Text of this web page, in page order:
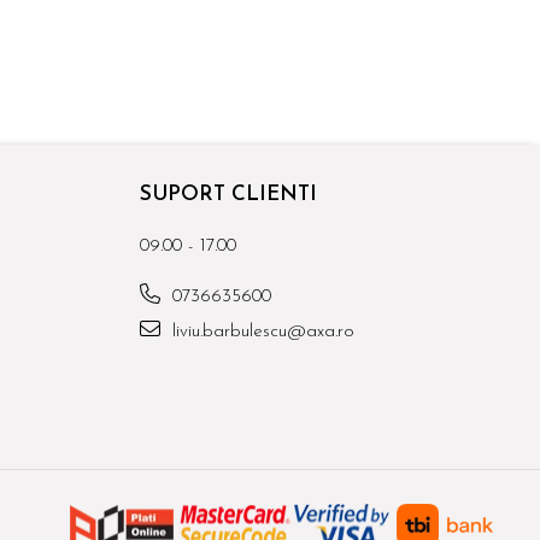
SUPORT CLIENTI
09.00 - 17.00
0736635600
liviu.barbulescu@axa.ro